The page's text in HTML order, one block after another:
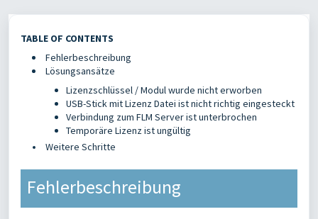
TABLE OF CONTENTS
Fehlerbeschreibung
Lösungsansätze
Lizenzschlüssel / Modul wurde nicht erworben
USB-Stick mit Lizenz Datei ist nicht richtig eingesteckt
Verbindung zum FLM Server ist unterbrochen
Temporäre Lizenz ist ungültig
Weitere Schritte
Fehlerbeschreibung